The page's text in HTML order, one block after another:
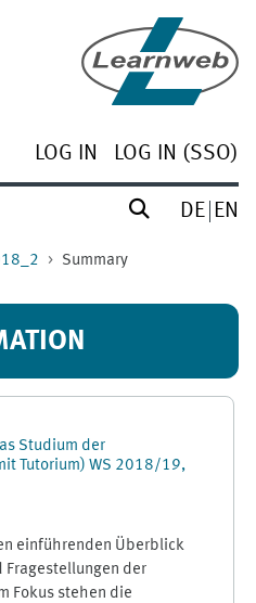
LOG IN LOG IN (SSO)
DE EN
Summary
Studium der
Tutorium) WS 2018/19,
einführenden Überblick
Fragestellungen der
Fokus stehen die